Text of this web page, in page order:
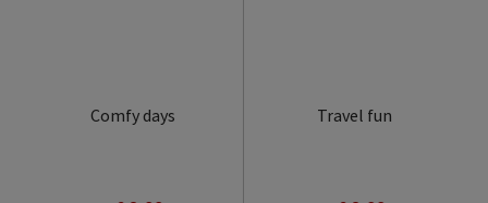
Comfy days Travel fun